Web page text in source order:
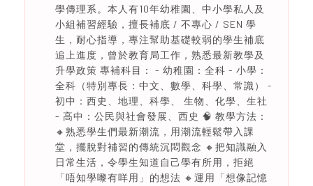
學傳理系。本人有10年幼稚園、中小學私人及
小組補習經驗，擅長補底 / 不專心 / SEN 學
生，耐心指導，專注幫助基礎較弱的學生補底
追上進度，曾於教育局工作，熟悉最新教學及
升學政策 專補科目： - 幼稚園：全科 - 小學：
全科（特別專長：中文、數學、科學、常識） -
初中：西史、地理、科學、 生物、化學、生社
- 高中：公民與社會發展、西史 🧠 教學方法：
🔸熟悉學生們最新潮流，用潮流輕鬆帶入課
堂，擺脫對補習的傳統沉悶觀念 🔸把知識融入
日常生活，令學生知道自己學有所用，拒絕
「唔知學嚟有咩用」的想法 🔸運用「想像記憶